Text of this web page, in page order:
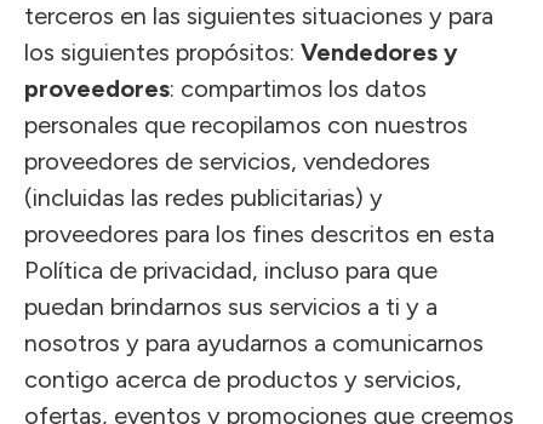
terceros en las siguientes situaciones y para
los siguientes propósitos: Vendedores y
proveedores: compartimos los datos
personales que recopilamos con nuestros
proveedores de servicios, vendedores
(incluidas las redes publicitarias) y
proveedores para los fines descritos en esta
Política de privacidad, incluso para que
puedan brindarnos sus servicios a ti y a
nosotros y para ayudarnos a comunicarnos
contigo acerca de productos y servicios,
ofertas, eventos y promociones que creemos